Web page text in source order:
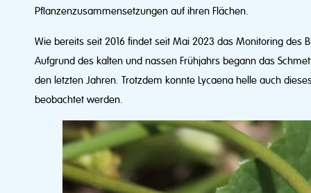
Pflanzenzusammensetzungen auf ihren Flächen.
Wie bereits seit 2016 findet seit Mai 2023 das Monitoring des
Aufgrund des kalten und nassen Frühjahrs begann das
den letzten Jahren. Trotzdem konnte Lycaena helle auch
beobachtet werden.